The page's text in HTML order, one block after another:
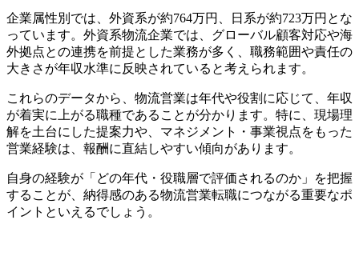
企業属性別では、外資系が約764万円、日系が約723万円とな
っています。外資系物流企業では、グローバル顧客対応や海
外拠点との連携を前提とした業務が多く、職務範囲や責任の
大きさが年収水準に反映されていると考えられます。
これらのデータから、物流営業は年代や役割に応じて、年収
が着実に上がる職種であることが分かります。特に、現場理
解を土台にした提案力や、マネジメント・事業視点をもった
営業経験は、報酬に直結しやすい傾向があります。
自身の経験が「どの年代・役職層で評価されるのか」を把握
することが、納得感のある物流営業転職につながる重要なポ
イントといえるでしょう。